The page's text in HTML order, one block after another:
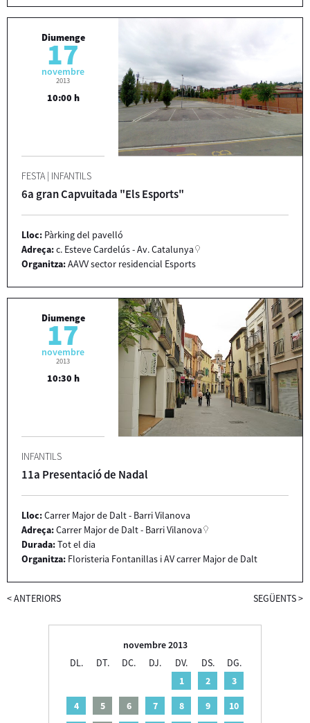
Diumenge
17
novembre
2013
10:00 h
FESTA | INFANTILS
6a gran Capvuitada "Els Esports"
Lloc: Pàrking del pavelló
Adreça:c. Esteve Cardelús - Av. Catalunya
Organitza:AAVV sector residencial Esports
Diumenge
17
novembre
2013
10:30 h
INFANTILS
11a Presentació de Nadal
Lloc:Carrer Major de Dalt - Barri Vilanova
Adreça:Carrer Major de Dalt - Barri Vilanova
Durada:Tot el dia
Organitza: Floristeria Fontanillas i AV carrer Major de Dalt
<ANTERIORS SEGÜENTS>
novembre 2013
DL.
DT. DC. DJ. DV. DS.
DG.
1
2
3
4
5 6 7 8 9
10